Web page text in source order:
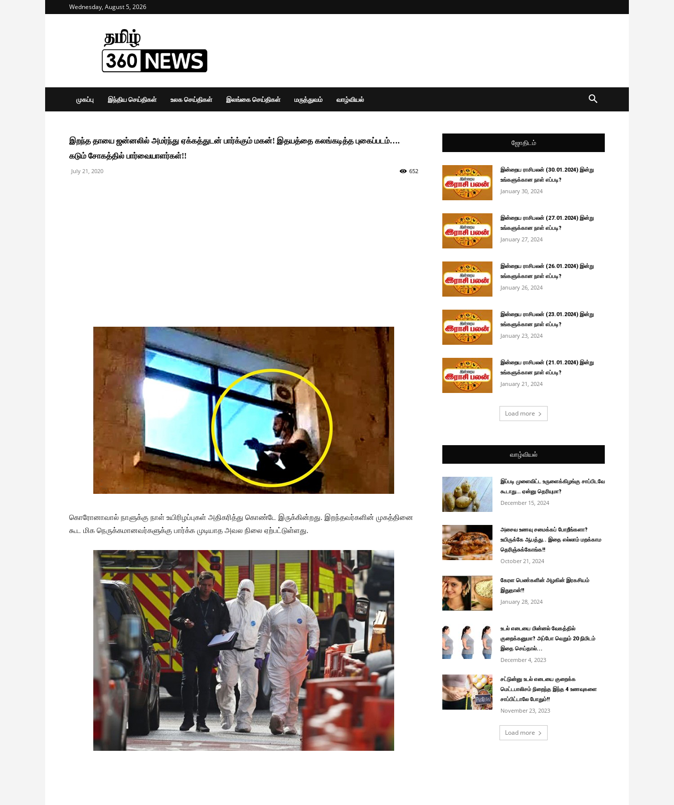
Wednesday, August 5, 2026
Tamil
360
News
முகப்பு இந்திய செய்திகள் உலக செய்திகள் இலங்கை செய்திகள் மருத்துவம் வாழ்வியல்
இறந்த தாயை ஜன்னலில் அமர்ந்து ஏக்கத்துடன் பார்க்கும் மகன்! இதயத்தை கலங்கடித்த புகைப்படம்….
கடும் சோகத்தில் பார்வையாளர்கள்!!
July 21, 2020 652
கொரோனாவால் நாளுக்கு நாள் உயிரிழப்புகள் அதிகரித்து கொண்டே இருக்கின்றது. இறந்தவர்களின் முகத்தினை
கூட மிக நெருக்கமானவர்களுக்கு பார்க்க முடியாத அவல நிலை ஏற்பட்டுள்ளது.
ஜோதிடம்
இன்றைய ராசிபலன் (30.01.2024) இன்று
உங்களுக்கான நாள் எப்படி?
January 30, 2024
இன்றைய ராசிபலன் (27.01.2024) இன்று
உங்களுக்கான நாள் எப்படி?
January 27, 2024
இன்றைய ராசிபலன் (26.01.2024) இன்று
உங்களுக்கான நாள் எப்படி?
January 26, 2024
இன்றைய ராசிபலன் (23.01.2024) இன்று
உங்களுக்கான நாள் எப்படி?
January 23, 2024
இன்றைய ராசிபலன் (21.01.2024) இன்று
உங்களுக்கான நாள் எப்படி?
January 21, 2024
Load more
வாழ்வியல்
இப்படி முளைவிட்ட உருளைக்கிழங்கு சாப்பிடவே
கூடாது… ஏன்னு தெரியுமா?
December 15, 2024
அசைவ உணவு சமைக்கப் போறீங்களா?
உயிருக்கே ஆபத்து.. இதை எல்லாம் மறக்காம
தெரிஞ்சுக்கோங்க!!
October 21, 2024
கேரள பெண்களின் அழகின் இரகசியம்
இதுதான்!!
January 28, 2024
உடல் எடையை மின்னல் வேகத்தில்
குறைக்கனுமா? அப்போ வெறும் 20 நிமிடம்
இதை செய்தால்...
December 4, 2023
சட்டுன்னு உடல் எடையை குறைக்க
மெட்டபாலிசம் நிறைந்த இந்த 4 உணவுகளை
சாப்பிட்டாலே போதும்!!
November 23, 2023
Load more